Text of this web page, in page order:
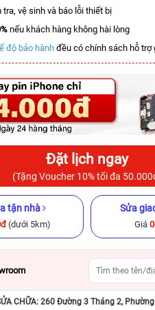
-2.900.000đ
vệ sinh và báo lỗi thiết bị
nếu khách hàng không hài lòng
độ bảo hành đều có chính sách hỗ trợ
Đặt lịch ngay
(Tặng Voucher 10% tối đa
tận nhà
(dưới 5km)
Sửa
Giá
CHỮA: 260 Đường 3 Tháng 2,